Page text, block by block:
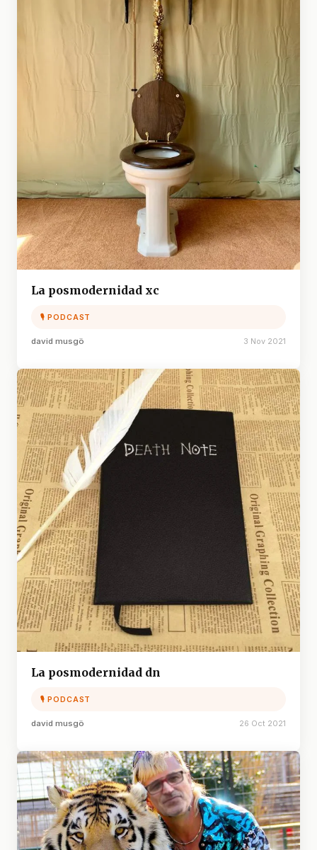
La posmodernidad xc
🎙 PODCAST
david musgö 3 Nov 2021
La posmodernidad dn
🎙 PODCAST
david musgö 26 Oct 2021